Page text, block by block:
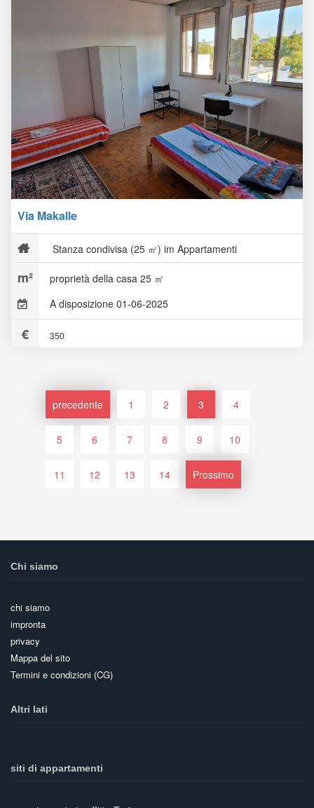
Via Makalle
Stanza condivisa (25 ㎡) im Appartamenti
proprietà della casa 25 ㎡
A disposizione 01-06-2025
350
precedente 1 2 3 4
5 6 7 8 9 10
11 12 13 14 Prossimo
Chi siamo
chi siamo
impronta
privacy
Mappa del sito
Termini e condizioni (CG)
Altri lati
siti di appartamenti